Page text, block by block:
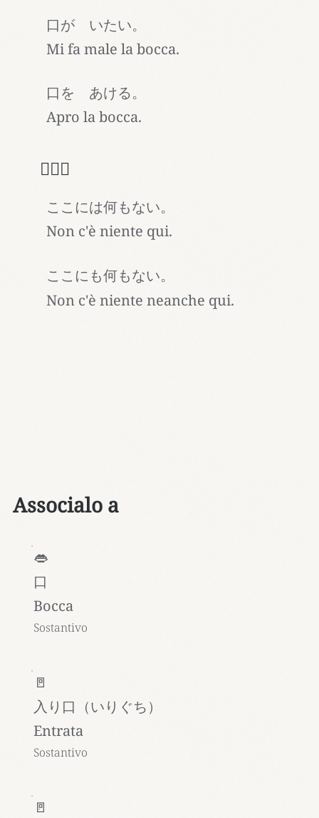
口が いたい。
Mi fa male la bocca.
口を あける。
Apro la bocca.
🙅🏻‍♂️
ここには何もない。
Non c'è niente qui.
ここにも何もない。
Non c'è niente neanche qui.
Associalo a
👄
口
Bocca
Sostantivo
🚪
入り口（いりぐち）
Entrata
Sostantivo
🚪